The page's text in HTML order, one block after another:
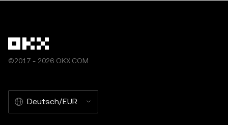
andere Verwendungen dieses Artikels erlaubt.
©2017 - 2026 OKX.COM
Deutsch/EUR